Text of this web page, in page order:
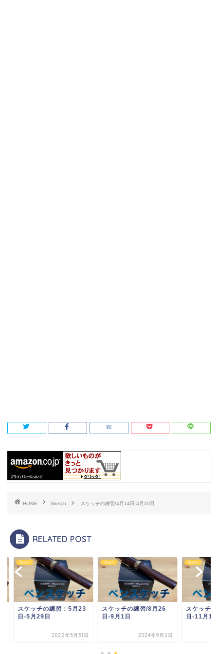
HOME Sketch スケッチの練習/4月14日-4月20日
RELATED POST
ッチの練習：5月23
月29日
2022年5月31日
スケッチの練習/8月26
日-9月1日
2024年9月2日
スケッチの練習/11
日-11月12日